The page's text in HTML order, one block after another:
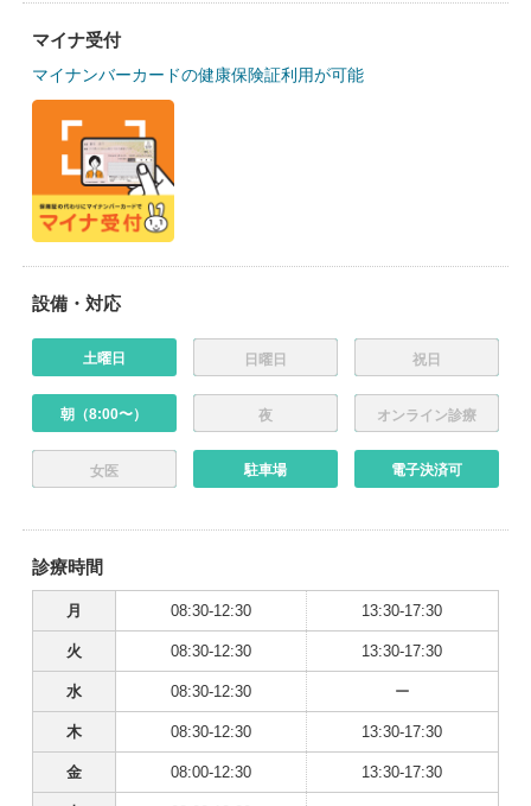
マイナ受付
マイナンバーカードの健康保険証利用が可能
設備・対応
土曜日 日曜日 祝日
朝（8:00〜） 夜 オンライン診療
女医 駐車場 電子決済可
診療時間
月 08:30-12:30 13:30-17:30
火 08:30-12:30 13:30-17:30
水 08:30-12:30 ー
木 08:30-12:30 13:30-17:30
金 08:00-12:30 13:30-17:30